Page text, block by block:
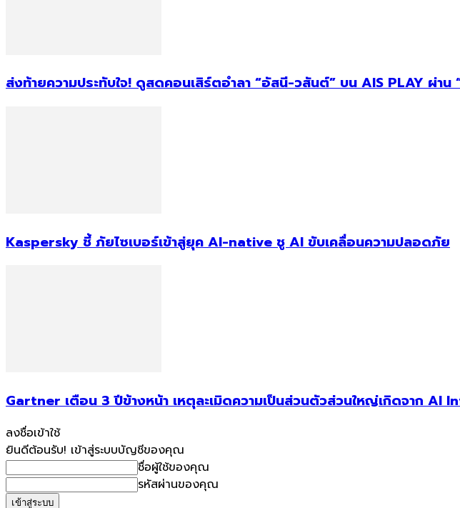
ส่งท้ายความประทับใจ! ดูสดคอนเสิร์ตอำลา “อัสนี-วสันต์” บน AIS PLAY ผ่าน
Kaspersky ชี้ ภัยไซเบอร์เข้าสู่ยุค AI-native ชู AI ขับเคลื่อนความปลอดภัย
Gartner เตือน 3 ปีข้างหน้า เหตุละเมิดความเป็นส่วนตัวส่วนใหญ่เกิดจาก AI
ลงชื่อเข้าใช้
ยินดีต้อนรับ! เข้าสู่ระบบบัญชีของคุณ
ชื่อผู้ใช้ของคุณ
รหัสผ่านของคุณ